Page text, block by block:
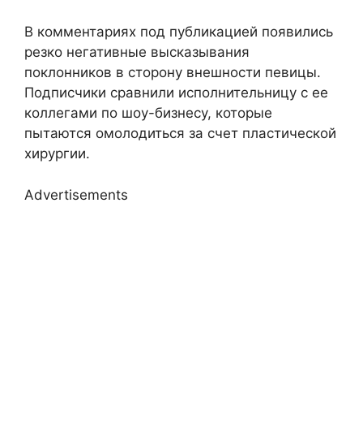
В комментариях под публикацией появились
резко негативные высказывания
поклонников в сторону внешности певицы.
Подписчики сравнили исполнительницу с ее
коллегами по шоу-бизнесу, которые
пытаются омолодиться за счет пластической
хирургии.
Advertisements